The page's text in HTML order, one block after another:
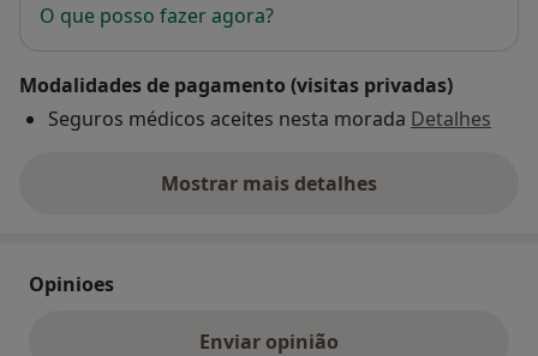
O que posso fazer agora?
Modalidades de pagamento (visitas privadas)
Seguros médicos aceites nesta morada Detalhes
Mostrar mais detalhes
sobre o endereço
Opinioes
Enviar opinião